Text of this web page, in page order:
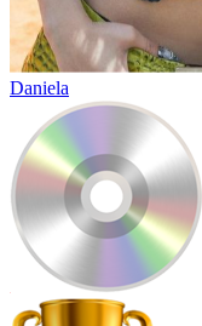
Daniela